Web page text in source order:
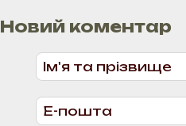
Новий коментар